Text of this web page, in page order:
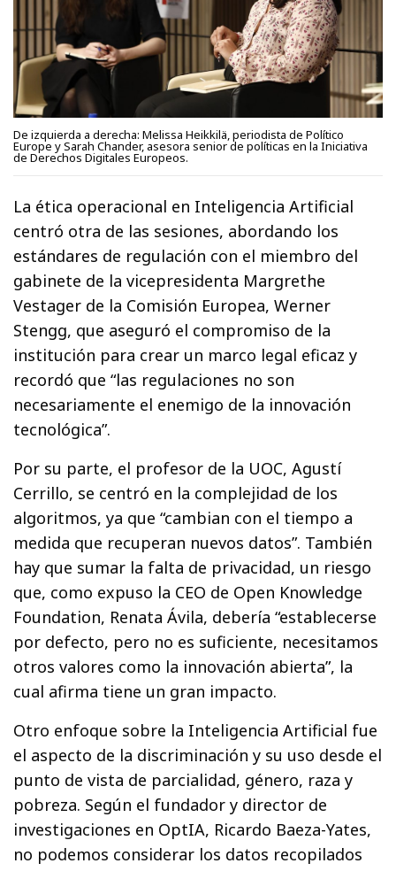
De izquierda a derecha: Melissa Heikkilä, periodista de Político
Europe y Sarah Chander, asesora senior de políticas en la Iniciativa
de Derechos Digitales Europeos.
La ética operacional en Inteligencia Artificial
centró otra de las sesiones, abordando los
estándares de regulación con el miembro del
gabinete de la vicepresidenta Margrethe
Vestager de la Comisión Europea, Werner
Stengg, que aseguró el compromiso de la
institución para crear un marco legal eficaz y
recordó que “las regulaciones no son
necesariamente el enemigo de la innovación
tecnológica”.
Por su parte, el profesor de la UOC, Agustí
Cerrillo, se centró en la complejidad de los
algoritmos, ya que “cambian con el tiempo a
medida que recuperan nuevos datos”. También
hay que sumar la falta de privacidad, un riesgo
que, como expuso la CEO de Open Knowledge
Foundation, Renata Ávila, debería “establecerse
por defecto, pero no es suficiente, necesitamos
otros valores como la innovación abierta”, la
cual afirma tiene un gran impacto.
Otro enfoque sobre la Inteligencia Artificial fue
el aspecto de la discriminación y su uso desde el
punto de vista de parcialidad, género, raza y
pobreza. Según el fundador y director de
investigaciones en OptIA, Ricardo Baeza-Yates,
no podemos considerar los datos recopilados